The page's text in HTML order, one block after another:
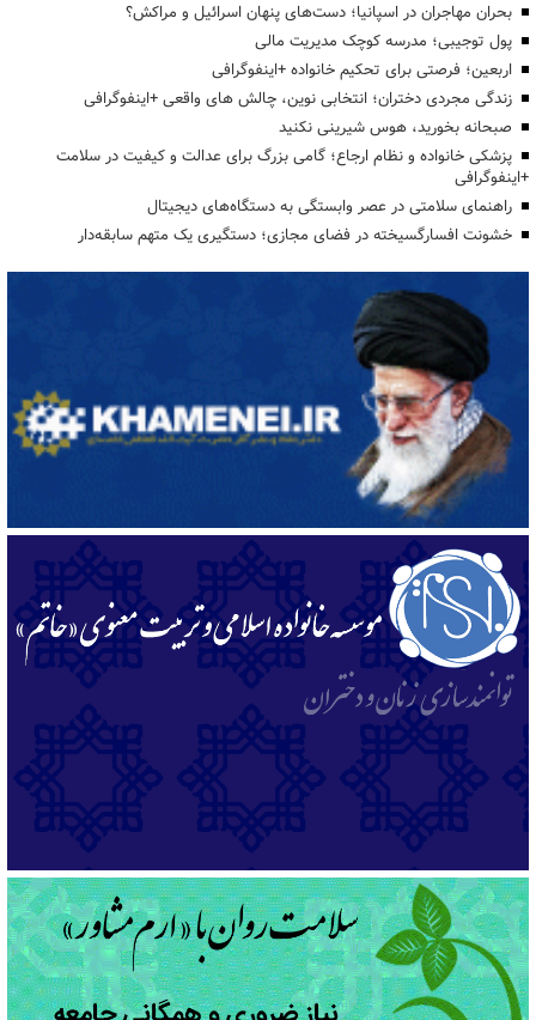
بحران مهاجران در اسپانیا؛ دست‌های پنهان اسرائیل و مراکش؟
پول توجیبی؛ مدرسه کوچک مدیریت مالی
اربعین؛ فرصتی برای تحکیم خانواده +اینفوگرافی
زندگی مجردی دختران؛ انتخابی نوین، چالش های واقعی +اینفوگرافی
صبحانه بخورید، هوس شیرینی نکنید
پزشکی خانواده و نظام ارجاع؛ گامی بزرگ برای عدالت و کیفیت در سلامت
+اینفوگرافی
راهنمای سلامتی در عصر وابستگی به دستگاه‌های دیجیتال
خشونت افسارگسیخته در فضای مجازی؛ دستگیری یک متهم سابقه‌دار